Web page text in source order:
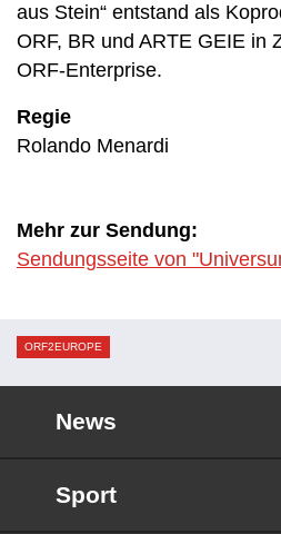
aus Stein“ entstand als
ORF, BR und ARTE GEIE in
ORF-Enterprise.
Regie
Rolando Menardi
Mehr zur Sendung:
Sendungsseite von
ORF2EUROPE
News
Sport